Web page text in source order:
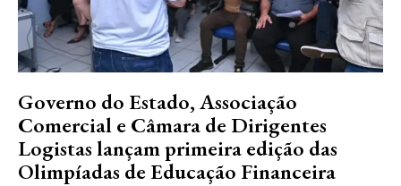
Governo do Estado, Associação
Comercial e Câmara de Dirigentes
Logistas lançam primeira edição das
Olimpíadas de Educação Financeira